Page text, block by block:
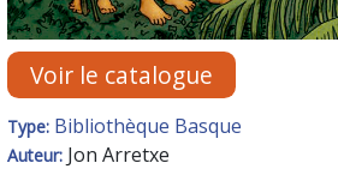
Voir le catalogue
Type: Bibliothèque Basque
Auteur: Jon Arretxe